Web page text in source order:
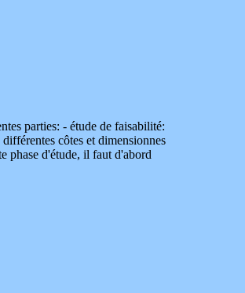
parties: - étude de faisabilité:
côtes et dimensionnes
phase d'étude, il faut d'abord